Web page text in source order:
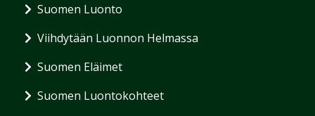
Suomen Luonto
Viihdytään Luonnon Helmassa
Suomen Eläimet
Suomen Luontokohteet